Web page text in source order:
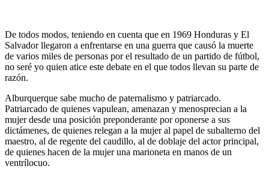
De todos modos, teniendo en cuenta que en 1969 Honduras y El
Salvador llegaron a enfrentarse en una guerra que causó la muerte
de varios miles de personas por el resultado de un partido de fútbol,
no seré yo quien atice este debate en el que todos llevan su parte de
razón.
Alburquerque sabe mucho de paternalismo y patriarcado.
Patriarcado de quienes vapulean, amenazan y menosprecian a la
mujer desde una posición preponderante por oponerse a sus
dictámenes, de quienes relegan a la mujer al papel de subalterno del
maestro, al de regente del caudillo, al de doblaje del actor principal,
de quienes hacen de la mujer una marioneta en manos de un
ventrílocuo.